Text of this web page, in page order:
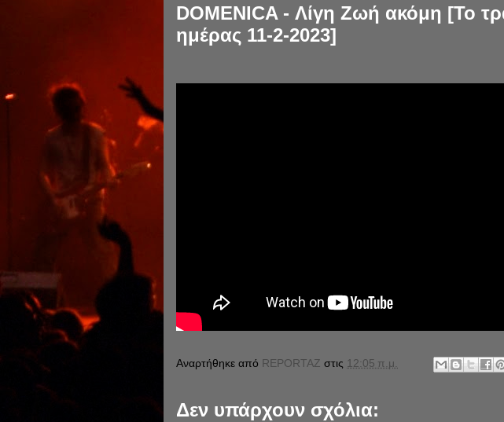
DOMENICA - Λίγη Ζωή ακόμη [Το
ημέρας 11-2-2023]
Αναρτήθηκε από REPORTAZ στις 12:05 π.μ.
Δεν υπάρχουν σχόλια: